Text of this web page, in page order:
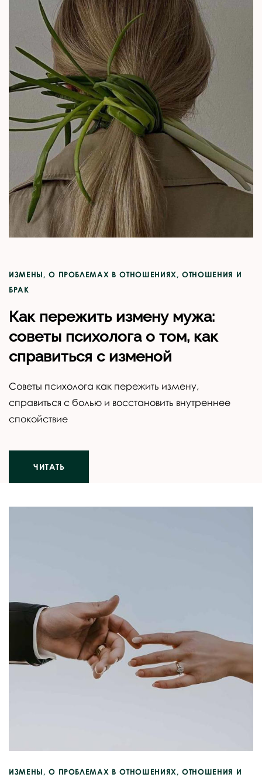
ИЗМЕНЫ,О ПРОБЛЕМАХ В ОТНОШЕНИЯХ,ОТНОШЕНИЯ И
БРАК
Как пережить измену мужа:
советы психолога о том, как
справиться с изменой
Советы психолога как пережить измену,
справиться с болью и восстановить внутреннее
спокойствие
ЧИТАТЬ
ИЗМЕНЫ,О ПРОБЛЕМАХ В ОТНОШЕНИЯХ,ОТНОШЕНИЯ И